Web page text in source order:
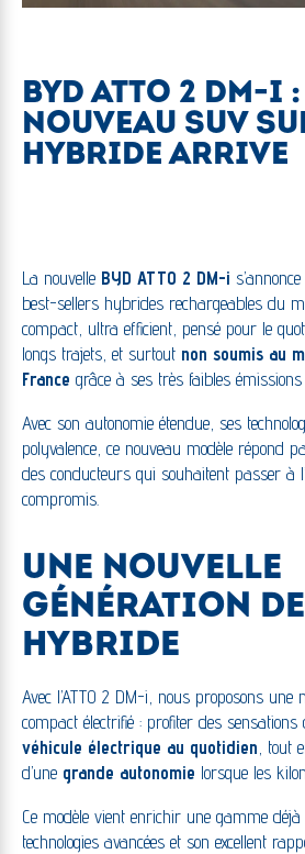
BYD ATTO 2 DM-I :
NOUVEAU SUV
HYBRIDE ARRIVE
La nouvelle BYD ATTO 2 DM-i
best-sellers hybrides rechargeables du
compact, ultra efficient, pensé pour le
longs trajets, et surtout non soumis au
France grâce à ses très faibles émissions
Avec son autonomie étendue, ses
polyvalence, ce nouveau modèle répond
des conducteurs qui souhaitent passer à
compromis.
UNE NOUVELLE
GÉNÉRATION
HYBRIDE
Avec l’ATTO 2 DM-i, nous proposons une
compact électrifié : profiter des sensations
véhicule électrique au quotidien , tout
d’une grande autonomie lorsque les
Ce modèle vient enrichir une gamme
technologies avancées et son excellent